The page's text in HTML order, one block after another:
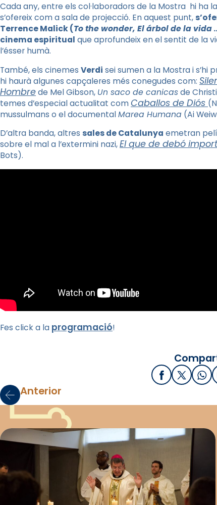
Cada any, entre els col·laboradors de la Mostra hi ha la
s’ofereix com a sala de projecció. En aquest punt,
Terrence Malick (To the wonder, El árbol de la vida
cinema espiritual que aprofundeix en el sentit de la
l’ésser humà.
També, els cinemes Verdi sei sumen a la Mostra i s’hi
hi haurà algunes capçaleres més conegudes com:
Hombrede Mel Gibson, Un saco de canicasde
temes d’especial actualitat comCaballos de Diós
mussulmans o el documentalMarea Humana (Ai
D’altra banda, altres sales de Catalunya emetran
sobre el mal a l’extermini nazi,El que de debó
Bots).
Fes click a la programació!
Facebook
X /
Anterior